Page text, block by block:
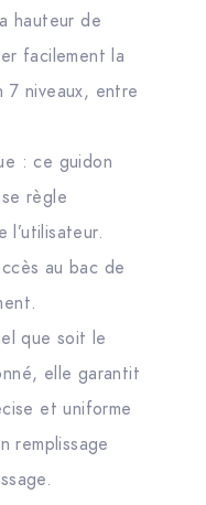
hauteur de
facilement la
7 niveaux, entre
: ce guidon
règle
l’utilisateur.
au bac de
que soit le
elle garantit
et uniforme
remplissage